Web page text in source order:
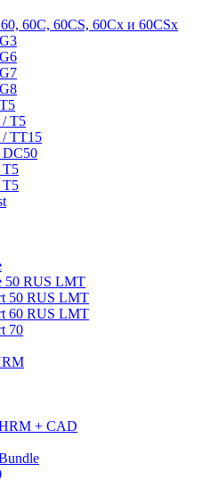
60C, 60CS, 60Cx и 60CSx
/ T5
/ TT15
DC50
T5
T5
50 RUS LMT
50 RUS LMT
60 RUS LMT
70
+ CAD